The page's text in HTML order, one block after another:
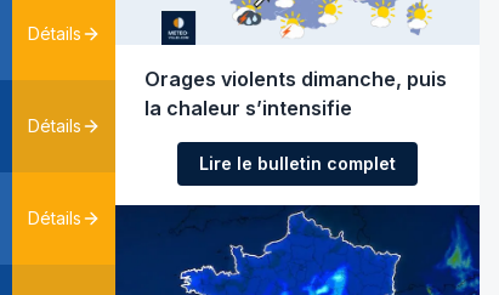
Détails
Détails
Détails
Orages violents dimanche, puis
la chaleur s’intensifie
Lire le bulletin complet